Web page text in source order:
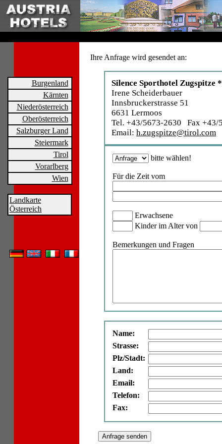
Burgenland
Kärnten
Niederösterreich
Oberösterreich
Salzburger Land
Steiermark
Tirol
Vorarlberg
Wien
Landkarte
Österreich
Ihre Anfrage wird gesendet an:
Silence Sporthotel Zugspitze
Irene Scheiderbauer
Innsbruckerstrasse 51
6631 Lermoos
Tel. +43/5673-2630 Fax +43/
Email: h.zugspitze@tirol.com
bitte wählen!
Für die Zeit vom
Erwachsene
Kinder im Alter von
Bemerkungen und Fragen
Name:
Strasse:
Plz/Stadt:
Land:
Email:
Telefon:
Fax: